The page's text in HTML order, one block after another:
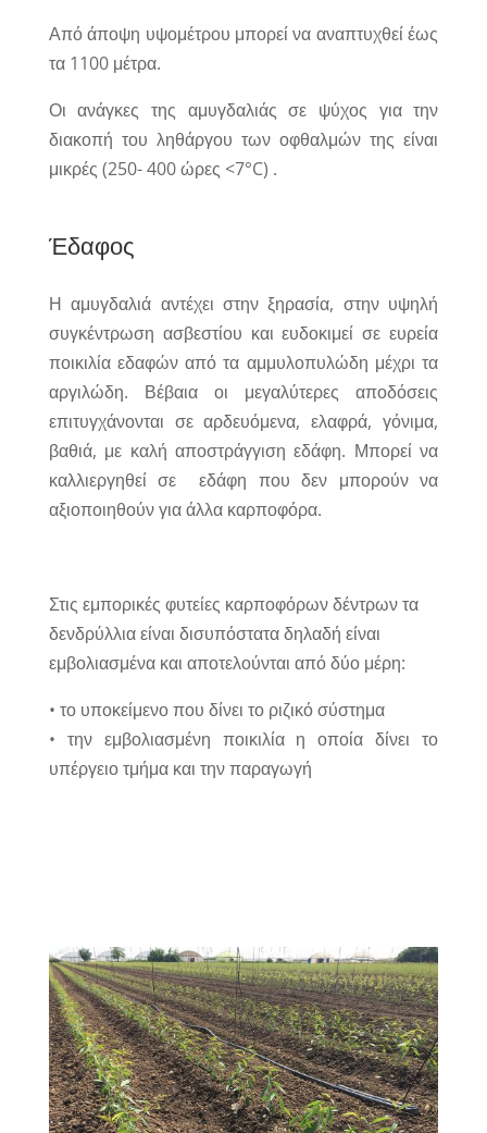
Από άποψη υψομέτρου μπορεί να αναπτυχθεί έως
τα 1100 μέτρα.
Οι ανάγκες της αμυγδαλιάς σε ψύχος για την
διακοπή του ληθάργου των οφθαλμών της είναι
μικρές (250- 400 ώρες <7°C) .
Έδαφος
Η αμυγδαλιά αντέχει στην ξηρασία, στην υψηλή
συγκέντρωση ασβεστίου και ευδοκιμεί σε ευρεία
ποικιλία εδαφών από τα αμμυλοπυλώδη μέχρι τα
αργιλώδη. Βέβαια οι μεγαλύτερες αποδόσεις
επιτυγχάνονται σε αρδευόμενα, ελαφρά, γόνιμα,
βαθιά, με καλή αποστράγγιση εδάφη. Μπορεί να
καλλιεργηθεί σε εδάφη που δεν μπορούν να
αξιοποιηθούν για άλλα καρποφόρα.
Στις εμπορικές φυτείες καρποφόρων δέντρων τα
δενδρύλλια είναι δισυπόστατα δηλαδή είναι
εμβολιασμένα και αποτελούνται από δύο μέρη:
• το υποκείμενο που δίνει το ριζικό σύστημα
• την εμβολιασμένη ποικιλία η οποία δίνει το
υπέργειο τμήμα και την παραγωγή